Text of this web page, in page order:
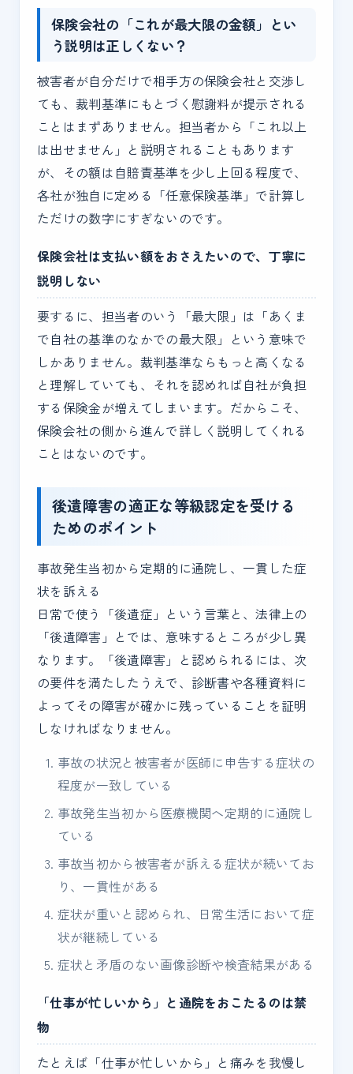
保険会社の「これが最大限の金額」とい
う説明は正しくない？
被害者が自分だけで相手方の保険会社と交渉し
ても、裁判基準にもとづく慰謝料が提示される
ことはまずありません。担当者から「これ以上
は出せません」と説明されることもあります
が、その額は自賠責基準を少し上回る程度で、
各社が独自に定める「任意保険基準」で計算し
ただけの数字にすぎないのです。
保険会社は支払い額をおさえたいので、丁寧に
説明しない
要するに、担当者のいう「最大限」は「あくま
で自社の基準のなかでの最大限」という意味で
しかありません。裁判基準ならもっと高くなる
と理解していても、それを認めれば自社が負担
する保険金が増えてしまいます。だからこそ、
保険会社の側から進んで詳しく説明してくれる
ことはないのです。
後遺障害の適正な等級認定を受ける
ためのポイント
事故発生当初から定期的に通院し、一貫した症
状を訴える
日常で使う「後遺症」という言葉と、法律上の
「後遺障害」とでは、意味するところが少し異
なります。「後遺障害」と認められるには、次
の要件を満たしたうえで、診断書や各種資料に
よってその障害が確かに残っていることを証明
しなければなりません。
事故の状況と被害者が医師に申告する症状の
程度が一致している
事故発生当初から医療機関へ定期的に通院し
ている
事故当初から被害者が訴える症状が続いてお
り、一貫性がある
症状が重いと認められ、日常生活において症
状が継続している
症状と矛盾のない画像診断や検査結果がある
「仕事が忙しいから」と通院をおこたるのは禁
物
たとえば「仕事が忙しいから」と痛みを我慢し